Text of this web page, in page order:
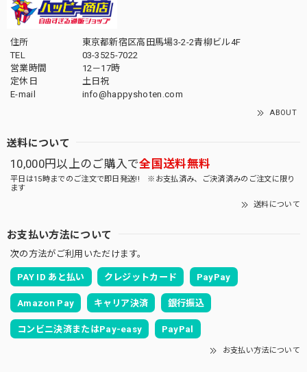
住所
東京都新宿区高田馬場3-2-2青柳ビル4F
TEL
03-3525-7022
営業時間
12－17時
定休日
土日祝
E-mail
info@happyshoten.com
ABOUT
送料について
10,000円以上のご購入で全国送料無料
平日は15時までのご注文で即日発送!! ※お支払済み、ご決済済みのご注文に限り
ます
送料について
お支払い方法について
次の方法がご利用いただけます。
PAY ID あと払い クレジットカード PayPay
Amazon Pay キャリア決済 銀行振込
コンビニ決済またはPay-easy PayPal
お支払い方法について